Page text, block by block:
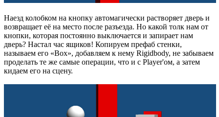
Наезд колобком на кнопку автомагически растворяет дверь и
возвращает её на место после разъезда. Но какой толк нам от
кнопки, которая постоянно выключается и запирает нам
дверь? Настал час ящиков! Копируем префаб стенки,
называем его «Box», добавляем к нему Rigidbody, не забываем
проделать те же самые операции, что и с Player'ом, а затем
кидаем его на сцену.